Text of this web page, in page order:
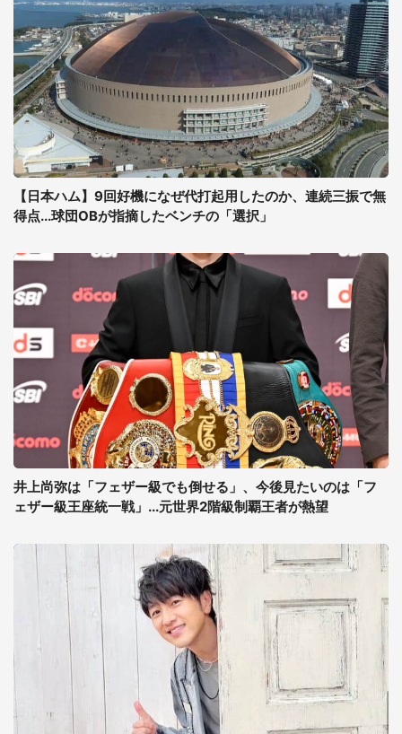
【日本ハム】9回好機になぜ代打起用したのか、連続三振で無
得点...球団OBが指摘したベンチの「選択」
井上尚弥は「フェザー級でも倒せる」、今後見たいのは「フ
ェザー級王座統一戦」...元世界2階級制覇王者が熱望